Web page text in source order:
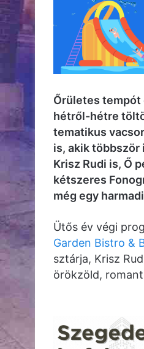
Őrületes
hétről-hétre
tematikus
is, akik
Krisz Rudi is, Ő
kétszeres
még egy
Ütős év végi
Garden Bistro &
sztárja, Krisz
örökzöld,